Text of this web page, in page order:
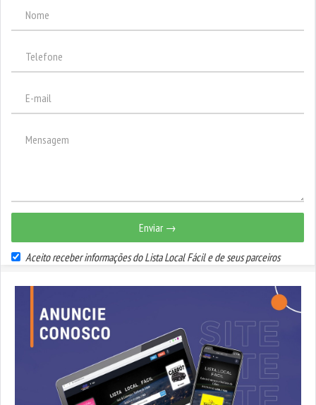
Enviar →
Aceito receber informações do Lista Local Fácil e de seus parceiros